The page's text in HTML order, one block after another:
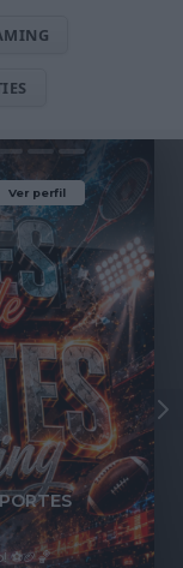
Ver perfil
Ver perfil
⚽🏈🏀